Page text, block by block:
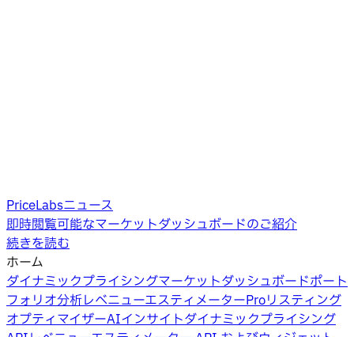
PriceLabsニュース
即時閲覧可能なマーケットダッシュボードのご紹介
続きを読む
ホーム
ダイナミックプライシングマーケットダッシュボードポート
フォリオ分析レベニューエスティメーターProリスティング
オプティマイザーAIインサイトダイナミックプライシング